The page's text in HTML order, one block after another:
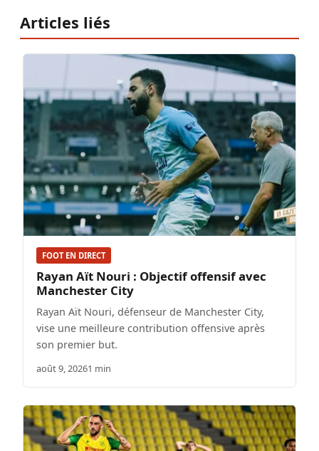
Articles liés
FOOT EN DIRECT
Rayan Aït Nouri : Objectif offensif avec
Manchester City
Rayan Aït Nouri, défenseur de Manchester City,
vise une meilleure contribution offensive après
son premier but.
août 9, 20261 min